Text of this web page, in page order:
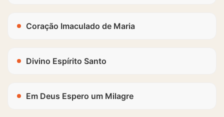
Coração Imaculado de Maria
Divino Espírito Santo
Em Deus Espero um Milagre